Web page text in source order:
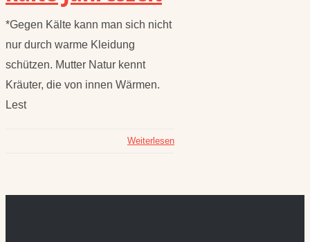
*Gegen Kälte kann man sich nicht
nur durch warme Kleidung
schützen. Mutter Natur kennt
Kräuter, die von innen Wärmen.
Lest
Weiterlesen